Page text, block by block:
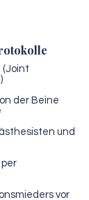
(Joint
der Beine
und
vor